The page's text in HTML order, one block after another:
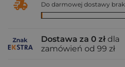
Do darmowej dostawy
Dostawa za 0 zł dla
zamówień od 99 zł